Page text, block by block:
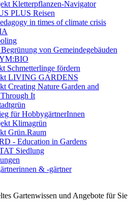
Kletterpflanzen-Navigator
PLUS Reisen
in times of climate crisis
von Gemeindegebäuden
Schmetterlinge fördern
LIVING GARDENS
Creating Nature Garden and
It
für HobbygärtnerInnen
Klimagrün
Grün.Raum
- Education in Gardens
Siedlung
& -gärtner
Gartenwissen und Angebote für Sie